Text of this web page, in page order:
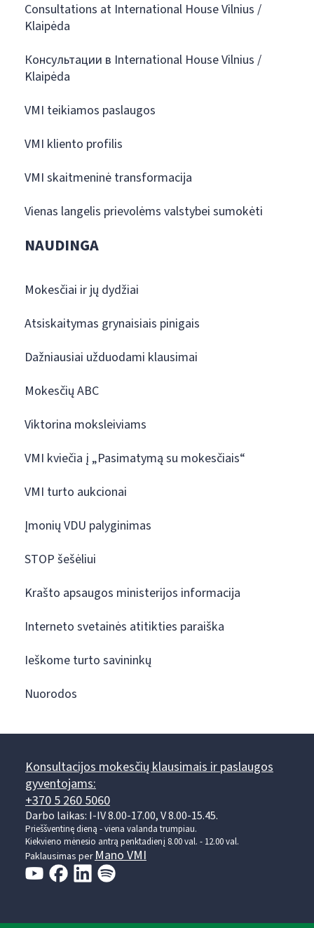
Consultations at International House Vilnius /
Klaipėda
Консультации в International House Vilnius /
Klaipėda
VMI teikiamos paslaugos
VMI kliento profilis
VMI skaitmeninė transformacija
Vienas langelis prievolėms valstybei sumokėti
NAUDINGA
Mokesčiai ir jų dydžiai
Atsiskaitymas grynaisiais pinigais
Dažniausiai užduodami klausimai
Mokesčių ABC
Viktorina moksleiviams
VMI kviečia į „Pasimatymą su mokesčiais“
VMI turto aukcionai
Įmonių VDU palyginimas
STOP šešėliui
Krašto apsaugos ministerijos informacija
Interneto svetainės atitikties paraiška
Ieškome turto savininkų
Nuorodos
Konsultacijos mokesčių klausimais ir paslaugos
gyventojams:
+370 5 260 5060
Darbo laikas: I-IV 8.00-17.00, V 8.00-15.45.
Prieššventinę dieną - viena valanda trumpiau.
Kiekvieno mėnesio antrą penktadienį 8.00 val. - 12.00 val.
Paklausimas perMano VMI